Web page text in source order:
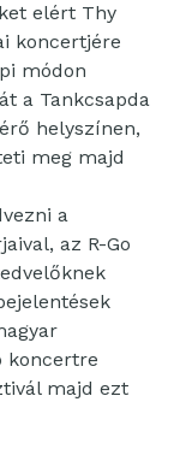
elért Thy
koncertjére
módon
a Tankcsapda
helyszínen,
meg majd
a
az R-Go
koncertre
majd ezt